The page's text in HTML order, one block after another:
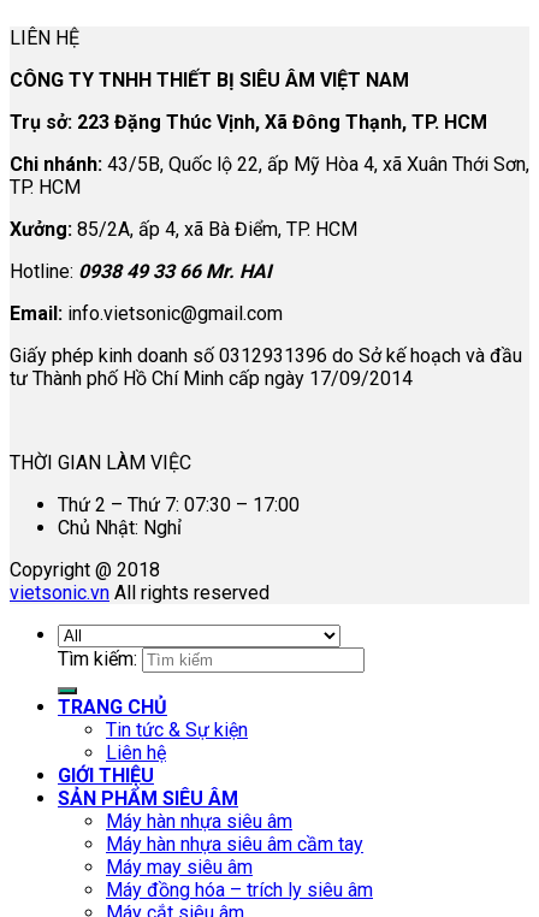
LIÊN HỆ
CÔNG TY TNHH THIẾT BỊ SIÊU ÂM VIỆT NAM
Trụ sở: 223 Đặng Thúc Vịnh, Xã Đông Thạnh, TP. HCM
Chi nhánh: 43/5B, Quốc lộ 22, ấp Mỹ Hòa 4, xã Xuân Thới Sơn,
TP. HCM
Xưởng: 85/2A, ấp 4, xã Bà Điểm, TP. HCM
Hotline: 0938 49 33 66 Mr. HAI
Email: info.vietsonic@gmail.com
Giấy phép kinh doanh số 0312931396 do Sở kế hoạch và đầu
tư Thành phố Hồ Chí Minh cấp ngày 17/09/2014
THỜI GIAN LÀM VIỆC
Thứ 2 – Thứ 7: 07:30 – 17:00
Chủ Nhật: Nghỉ
Copyright @ 2018
vietsonic.vn All rights reserved
Tìm kiếm:
TRANG CHỦ
Tin tức & Sự kiện
Liên hệ
GIỚI THIỆU
SẢN PHẨM SIÊU ÂM
Máy hàn nhựa siêu âm
Máy hàn nhựa siêu âm cầm tay
Máy may siêu âm
Máy đồng hóa – trích ly siêu âm